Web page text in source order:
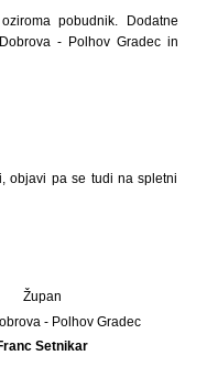
pobudnik. Dodatne
- Polhov Gradec in
objavi pa se tudi na spletni
Župan
- Polhov Gradec
Setnikar